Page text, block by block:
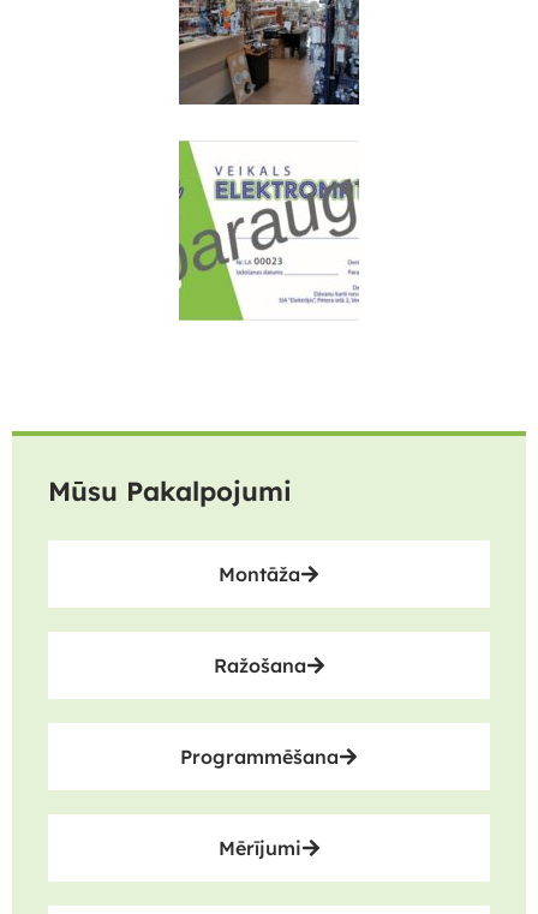
Mūsu Pakalpojumi
Montāža
Ražošana
Programmēšana
Mērījumi